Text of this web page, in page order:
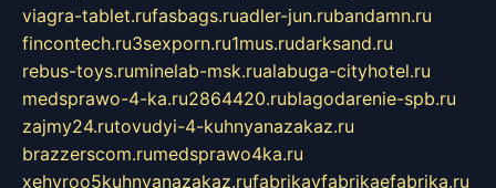
viagra-tablet.rufasbags.ruadler-jun.rubandamn.ru
fincontech.ru3sexporn.ru1mus.rudarksand.ru
rebus-toys.ruminelab-msk.rualabuga-cityhotel.ru
medsprawo-4-ka.ru2864420.rublagodarenie-spb.ru
zajmy24.rutovudyi-4-kuhnyanazakaz.ru
brazzerscom.rumedsprawo4ka.ru
xehyroo5kuhnyanazakaz.rufabrikayfabrikaefabrika.ru